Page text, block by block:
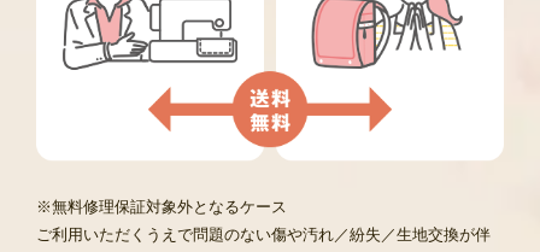
※無料修理保証対象外となるケース
ご利用いただくうえで問題のない傷や汚れ／紛失／生地交換が伴